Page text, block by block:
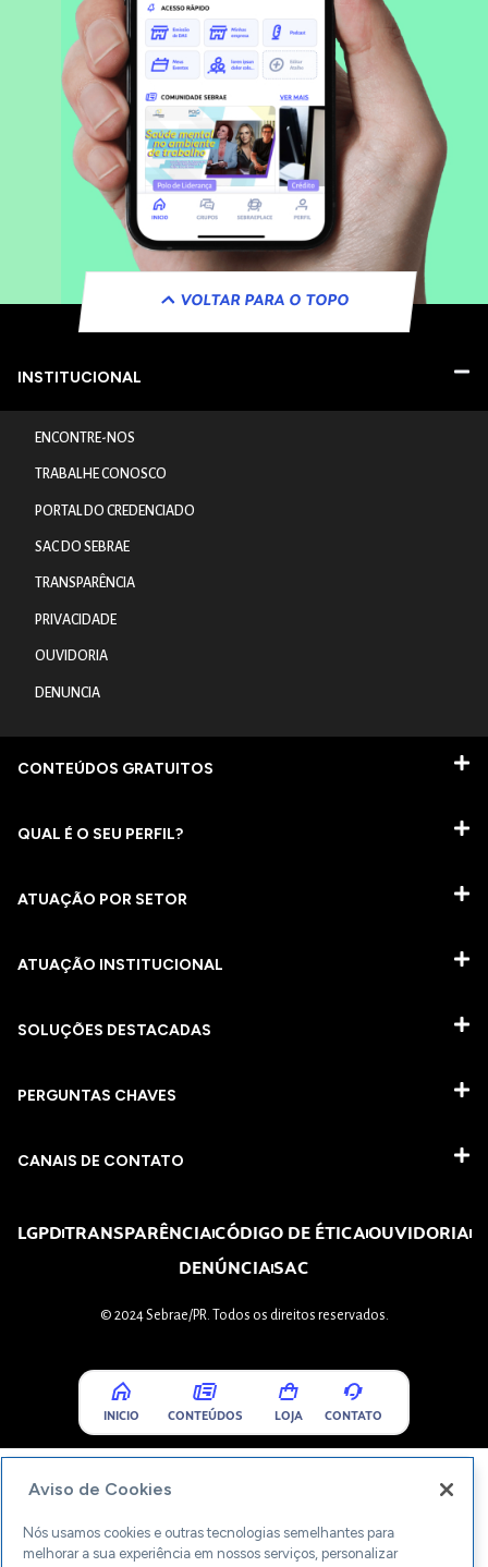
VOLTAR PARA O TOPO
INSTITUCIONAL
ENCONTRE-NOS
TRABALHE CONOSCO
PORTAL DO CREDENCIADO
SAC DO SEBRAE
TRANSPARÊNCIA
PRIVACIDADE
OUVIDORIA
DENUNCIA
CONTEÚDOS GRATUITOS
QUAL É O SEU PERFIL?
ATUAÇÃO POR SETOR
ATUAÇÃO INSTITUCIONAL
SOLUÇÕES DESTACADAS
PERGUNTAS CHAVES​
CANAIS DE CONTATO
LGPDTRANSPARÊNCIACÓDIGO DE ÉTICAOUVIDORIA
DENÚNCIASAC
© 2024 Sebrae/PR. Todos os direitos reservados.
INICIO CONTEÚDOS LOJA CONTATO
Aviso de Cookies
Nós usamos cookies e outras tecnologias semelhantes para
melhorar a sua experiência em nossos serviços, personalizar